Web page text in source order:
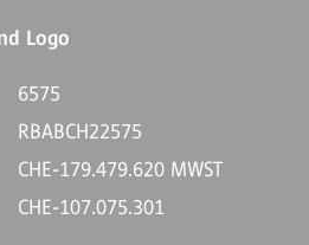
6575
RBABCH22575
CHE-179.479.620 MWST
CHE-107.075.301